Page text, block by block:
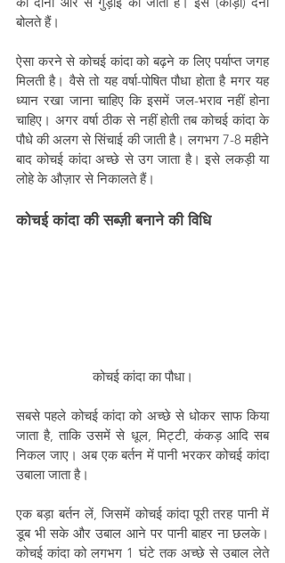
बोलते हैं।
ऐसा करने से कोचई कांदा को बढ़ने क लिए पर्याप्त जगह
मिलती है। वैसे तो यह वर्षा-पोषित पौधा होता है मगर यह
ध्यान रखा जाना चाहिए कि इसमें जल-भराव नहीं होना
चाहिए। अगर वर्षा ठीक से नहीं होती तब कोचई कांदा के
पौधे की अलग से सिंचाई की जाती है। लगभग 7-8 महीने
बाद कोचई कांदा अच्छे से उग जाता है। इसे लकड़ी या
लोहे के औज़ार से निकालते हैं।
कोचई कांदा की सब्ज़ी बनाने की विधि
कोचई कांदा का पौधा।
सबसे पहले कोचई कांदा को अच्छे से धोकर साफ किया
जाता है, ताकि उसमें से धूल, मिट्टी, कंकड़ आदि सब
निकल जाए। अब एक बर्तन में पानी भरकर कोचई कांदा
उबाला जाता है।
एक बड़ा बर्तन लें, जिसमें कोचई कांदा पूरी तरह पानी में
डूब भी सके और उबाल आने पर पानी बाहर ना छलके।
कोचई कांदा को लगभग 1 घंटे तक अच्छे से उबाल लेते